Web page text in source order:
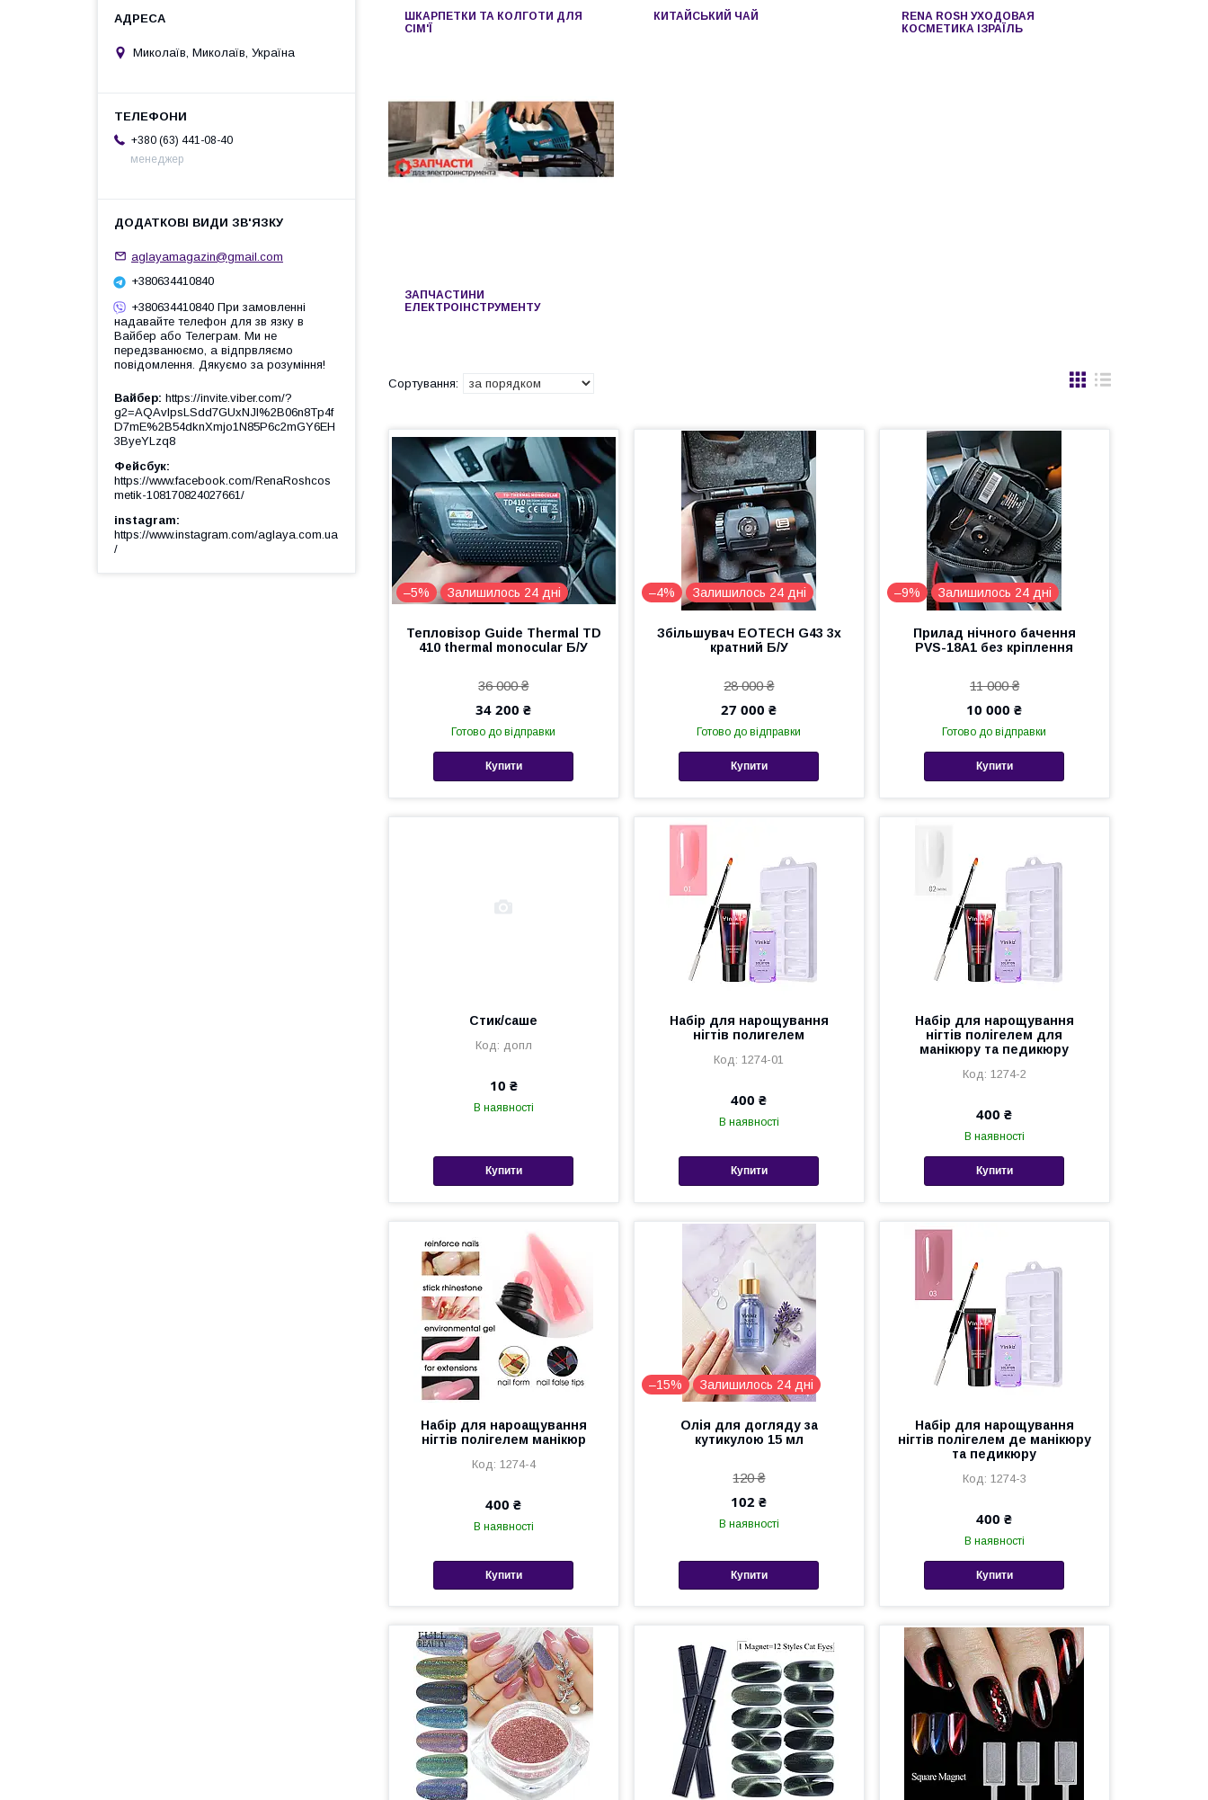
ШКАРПЕТКИ ТА КОЛГОТИ ДЛЯ
СІМ'Ї
КИТАЙСЬКИЙ ЧАЙ
RENA ROSH УХОДОВАЯ
КОСМЕТИКА ІЗРАЇЛЬ
ЗАПЧАСТИНИ
ЕЛЕКТРОІНСТРУМЕНТУ
–5% Залишилось 24 дні
Тепловізор Guide Thermal TD
410 thermal monocular Б/У
36 000 ₴
34 200 ₴
Готово до відправки
Купити
–4% Залишилось 24 дні
Збільшувач EOTECH G43 3x
кратний Б/У
28 000 ₴
27 000 ₴
Готово до відправки
Купити
–9% Залишилось 24 дні
Прилад нічного бачення
PVS-18A1 без кріплення
11 000 ₴
10 000 ₴
Готово до відправки
Купити
Стик/саше
допл
10 ₴
В наявності
Купити
Набір для нарощування
нігтів полигелем
1274-01
400 ₴
В наявності
Купити
Набір для нарощування
нігтів полігелем для
манікюру та педикюру
1274-2
400 ₴
В наявності
Купити
Набір для нароащування
нігтів полігелем манікюр
1274-4
400 ₴
В наявності
Купити
–15% Залишилось 24 дні
Олія для догляду за
кутикулою 15 мл
120 ₴
102 ₴
В наявності
Купити
Набір для нарощування
нігтів полігелем де манікюру
та педикюру
1274-3
400 ₴
В наявності
Купити
Миколаїв, Миколаїв, Україна
+380 (63) 441-08-40
менеджер
aglayamagazin@gmail.com
+380634410840
+380634410840 При замовленні
надавайте телефон для зв язку в
Вайбер або Телеграм. Ми не
передзванюємо, а відпрвляємо
повідомлення. Дякуємо за розуміння!
Вайбер https://invite.viber.com/?
g2=AQAvlpsLSdd7GUxNJl%2B06n8Tp4f
D7mE%2B54dknXmjo1N85P6c2mGY6EH
3ByeYLzq8
Фейсбук
https://www.facebook.com/RenaRoshcos
metik-108170824027661/
instagram
https://www.instagram.com/aglaya.com.ua
/